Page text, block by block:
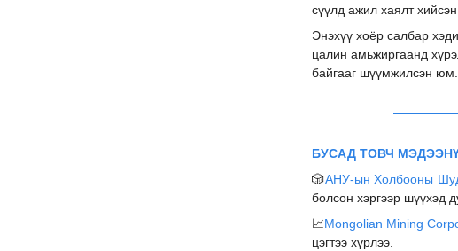
сүүлд ажил хаялт
Энэхүү хоёр салбар
цалин амьжиргаанд
байгааг шүүмжилсэн юм.
БУСАД ТОВЧ
🎲АНУ-ын Холбооны
болсон хэргээр шүүхэд
📈Mongolian Mining
цэгтээ хүрлээ.